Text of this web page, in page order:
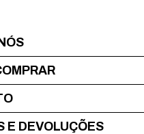
E DEVOLUÇÕES